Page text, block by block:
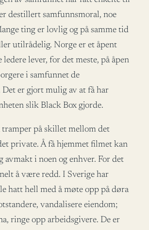
destillert samfunnsmoral, noe
ting er lovlig og på samme tid
utilrådelig. Norge er et åpent
ledere lever, for det meste, på åpen
i samfunnet de
Det er gjort mulig av at få har
slik Black Box gjorde.
tramper på skillet mellom det
private. Å få hjemmet filmet kan
avmakt i noen og enhver. For det
å være redd. I Sverige har
hatt hell med å møte opp på døra
vandalisere eiendom;
ringe opp arbeidsgivere. De er